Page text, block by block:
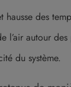
des
l’air autour des
du système.